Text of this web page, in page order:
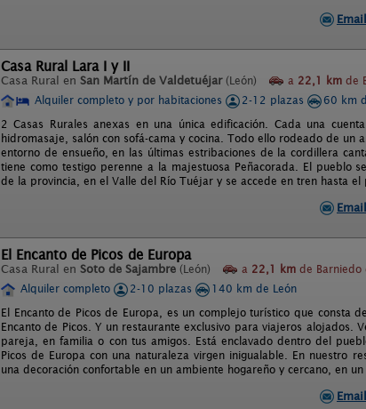
Email
Casa Rural Lara I y II
Casa Rural en San Martín de Valdetuéjar (León) a 22,1 km de
Alquiler completo y por habitaciones
2-12 plazas
60 km
2 Casas Rurales anexas en una única edificación. Cada una
hidromasaje, salón con sofá-cama y cocina. Todo ello rodeado de
entorno de ensueño, en las últimas estribaciones de la cordillera
tiene como testigo perenne a la majestuosa Peñacorada. El pueblo
de la provincia, en el Valle del Río Tuéjar y se accede en tren hasta el
Email
El Encanto de Picos de Europa
Casa Rural en Soto de Sajambre (León) a 22,1 km de Barniedo
Alquiler completo
2-10 plazas
140 km de León
El Encanto de Picos de Europa, es un complejo turístico que consta
Encanto de Picos. Y un restaurante exclusivo para viajeros
pareja, en familia o con tus amigos. Está enclavado dentro del
Picos de Europa con una naturaleza virgen inigualable. En nuestro
una decoración confortable en un ambiente hogareño y cercano, en
Email